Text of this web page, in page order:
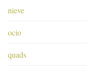
nieve
ocio
quads